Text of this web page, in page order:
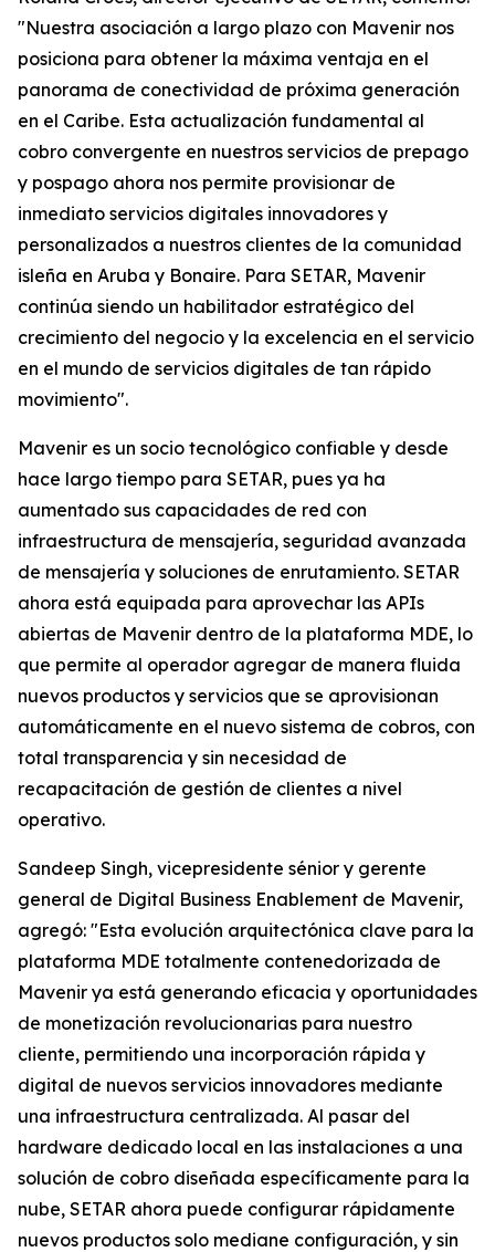
"Nuestra asociación a largo plazo con Mavenir nos
posiciona para obtener la máxima ventaja en el
panorama de conectividad de próxima generación
en el Caribe. Esta actualización fundamental al
cobro convergente en nuestros servicios de prepago
y pospago ahora nos permite provisionar de
inmediato servicios digitales innovadores y
personalizados a nuestros clientes de la comunidad
isleña en Aruba y Bonaire. Para SETAR, Mavenir
continúa siendo un habilitador estratégico del
crecimiento del negocio y la excelencia en el servicio
en el mundo de servicios digitales de tan rápido
movimiento".
Mavenir es un socio tecnológico confiable y desde
hace largo tiempo para SETAR, pues ya ha
aumentado sus capacidades de red con
infraestructura de mensajería, seguridad avanzada
de mensajería y soluciones de enrutamiento. SETAR
ahora está equipada para aprovechar las APIs
abiertas de Mavenir dentro de la plataforma MDE, lo
que permite al operador agregar de manera fluida
nuevos productos y servicios que se aprovisionan
automáticamente en el nuevo sistema de cobros, con
total transparencia y sin necesidad de
recapacitación de gestión de clientes a nivel
operativo.
Sandeep Singh, vicepresidente sénior y gerente
general de Digital Business Enablement de Mavenir,
agregó: "Esta evolución arquitectónica clave para la
plataforma MDE totalmente contenedorizada de
Mavenir ya está generando eficacia y oportunidades
de monetización revolucionarias para nuestro
cliente, permitiendo una incorporación rápida y
digital de nuevos servicios innovadores mediante
una infraestructura centralizada. Al pasar del
hardware dedicado local en las instalaciones a una
solución de cobro diseñada específicamente para la
nube, SETAR ahora puede configurar rápidamente
nuevos productos solo mediane configuración, y sin